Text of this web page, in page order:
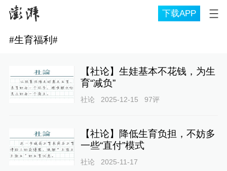
下载APP
#生育福利 #
【社论】生娃基本不花钱，为生
育“减负”
社论 2025-12-15 97评
【社论】降低生育负担，不妨多
一些“直付”模式
社论 2025-11-17